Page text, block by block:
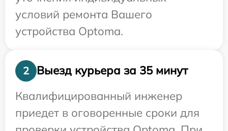
условий ремонта Вашего
устройства Optoma.
2
Выезд курьера за 35 минут
Квалифицированный инженер
приедет в оговоренные сроки для